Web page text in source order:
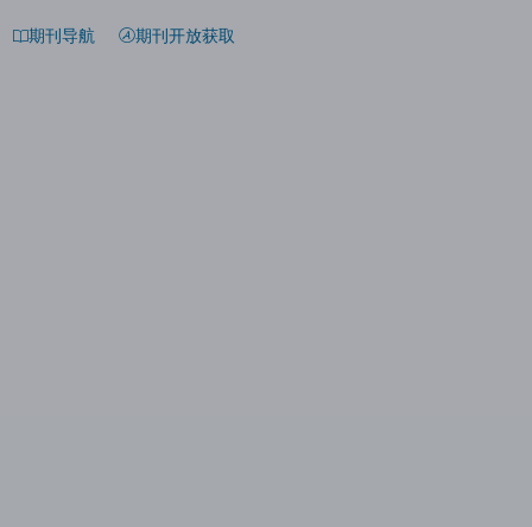
期刊导航 期刊开放获取